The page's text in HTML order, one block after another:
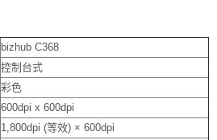
bizhub C368
控制台式
彩色
600dpi x 600dpi
1,800dpi (等效) × 600dpi